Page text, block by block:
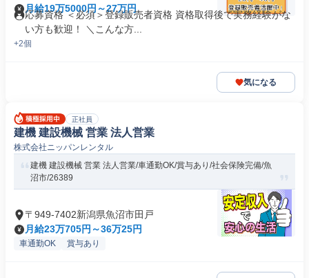
月給19万5000円～27万円
応募資格 ＜必須＞登録販売者資格 資格取得後で実務経験がな
い方も歓迎！ ＼こんな方...
+2個
気になる
正社員
建機 建設機械 営業 法人営業
株式会社ニッパンレンタル
建機 建設機械 営業 法人営業/車通勤OK/賞与あり/社会保険完備/魚
沼市/26389
〒949-7402新潟県魚沼市田戸
月給23万705円～36万25円
車通勤OK 賞与あり